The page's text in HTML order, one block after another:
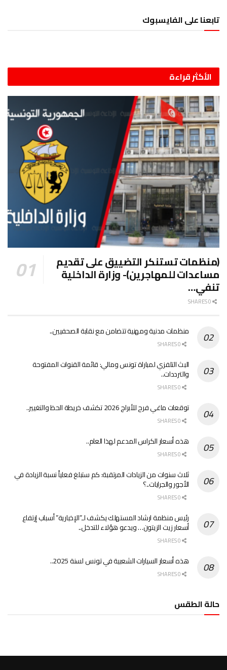
تابعنا على الفايسبوك
الأكثر قراءة
(منظمات تستنكر التضييق على تقديم
مساعدات للمهاجرين)- وزارة الداخلية
تنفي…
منظمات مدنية ومهنية تتضامن مع نقابة الصحفيين..
البث التلفزي لمباراة تونس ومالي: قائمة القنوات المفتوحة
والترددات..
توقعات ماغي فرح للأبراج 2026 تكشف خريطة الحظ والتغيير..
هذه أسعار الكراس المدعم لهذا العام..
ثلاث سنوات من الزيادات المرتقبة: كم ستبلغ فعلياً نسبة الزيادة في
الأجور والجرايات..؟
رئيس منظمة ارشاد المستهلك يكشف لـ”الإخبارية” أسباب إرتفاع
أسعار زيت الزيتون… ويدعو هؤلاء للتدخل..
هذه أسعار السيارات الشعبية في تونس لسنة 2025..
حالة الطقس